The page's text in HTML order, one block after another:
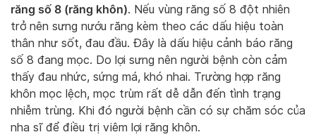
răng số 8 (răng khôn). Nếu vùng răng số 8 đột nhiên
trở nên sưng nướu răng kèm theo các dấu hiệu toàn
thân như sốt, đau đầu. Đây là dấu hiệu cảnh báo răng
số 8 đang mọc. Do lợi sưng nên người bệnh còn cảm
thấy đau nhức, sứng má, khó nhai. Trường hợp răng
khôn mọc lệch, mọc trùm rất dễ dẫn đến tình trạng
nhiễm trùng. Khi đó người bệnh cần có sự chăm sóc của
nha sĩ để điều trị viêm lợi răng khôn.